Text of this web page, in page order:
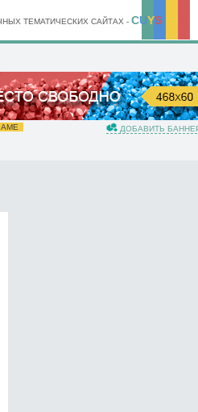
ТЕМАТИЧЕСКИХ САЙТАХ - CUYS
ДОБАВИТЬ